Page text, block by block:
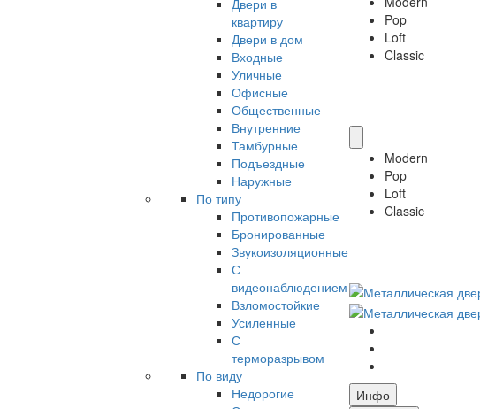
Двери в
квартиру
Двери в дом
Входные
Уличные
Офисные
Общественные
Внутренние
Тамбурные
Подъездные
Наружные
По типу
Противопожарные
Бронированные
Звукоизоляционные
С
видеонаблюдением
Взломостойкие
Усиленные
С
терморазрывом
По виду
Недорогие
Pop
Loft
Classic
Modern
Pop
Loft
Classic
Инфо